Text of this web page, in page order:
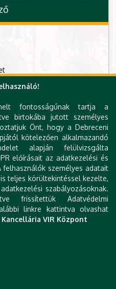
2
épület, 2.
fontosságúnak tartja a
birtokába jutott személyes
Önt, hogy a Debreceni
kötelezően alkalmazandó
alapján felülvizsgálta
előírásait az adatkezelési és
felhasználók személyes adatait
teljes körültekintéssel kezelte,
szabályozásoknak.
frissítettük Adatvédelmi
linkre kattintva olvashat
Kancellária VIR Központ